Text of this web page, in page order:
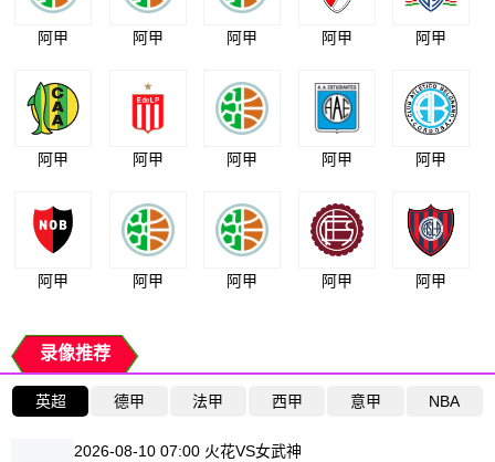
阿甲 阿甲 阿甲 阿甲 阿甲
阿甲 阿甲 阿甲 阿甲 阿甲
阿甲 阿甲 阿甲 阿甲 阿甲
录像推荐
英超 德甲 法甲 西甲 意甲 NBA
2026-08-10 07:00 火花VS女武神